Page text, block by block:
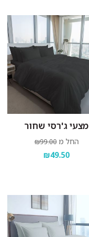
מצעי ג'רסי שחור
החל מ ₪99.00
₪49.50